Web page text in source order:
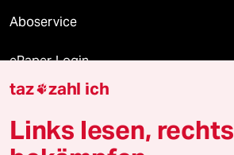
Aboservice
ePaper Login
Downloads für Abonnierende
taz zahl ich
Links lesen, rechts